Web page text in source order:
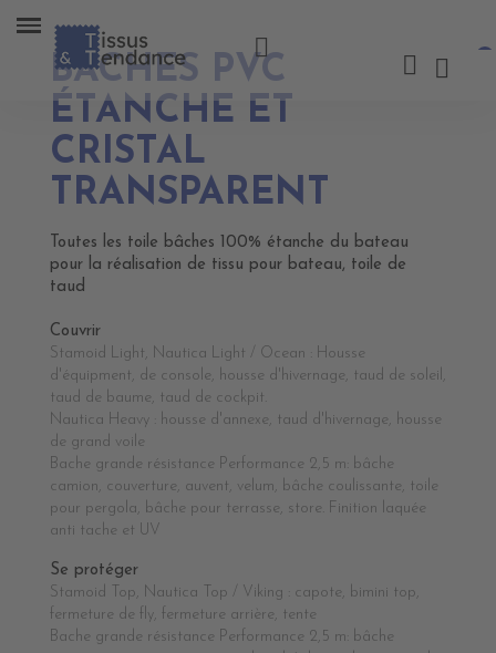
BÂCHES PVC
ÉTANCHE ET
CRISTAL
TRANSPARENT
Toutes les toile bâches 100% étanche du bateau
pour la réalisation de tissu pour bateau, toile de
taud
Couvrir
Stamoid Light, Nautica Light / Ocean : Housse
d'équipment, de console, housse d'hivernage, taud de soleil,
taud de baume, taud de cockpit.
Nautica Heavy : housse d'annexe, taud d'hivernage, housse
de grand voile
Bache grande résistance Performance 2,5 m: bâche
camion, couverture, auvent, velum, bâche coulissante, toile
pour pergola, bâche pour terrasse, store. Finition laquée
anti tache et UV
Se protéger
Stamoid Top, Nautica Top / Viking : capote, bimini top,
fermeture de fly, fermeture arrière, tente
Bache grande résistance Performance 2,5 m: bâche